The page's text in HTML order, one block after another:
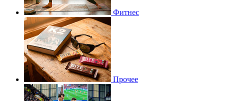
Фитнес
Прочее